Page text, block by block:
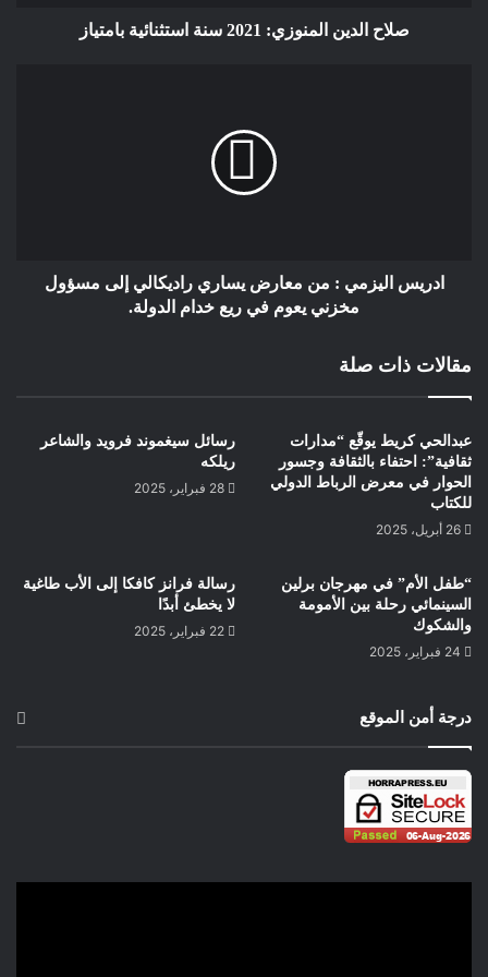
صلاح الدين المنوزي: 2021 سنة استثنائية بامتياز
ادريس اليزمي : من معارض يساري راديكالي إلى مسؤول
مخزني يعوم في ريع خدام الدولة.
مقالات ذات صلة
عبدالحي كريط يوقّع “مدارات
ثقافية”: احتفاء بالثقافة وجسور
الحوار في معرض الرباط الدولي
للكتاب
26 أبريل، 2025
رسائل سيغموند فرويد والشاعر
ريلكه
28 فبراير، 2025
“طفل الأم” في مهرجان برلين
السينمائي رحلة بين الأمومة
والشكوك
24 فبراير، 2025
رسالة فرانز كافكا إلى الأب طاغية
لا يخطئ أبدًا
22 فبراير، 2025
درجة أمن الموقع